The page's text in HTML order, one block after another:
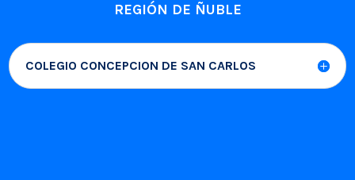
REGIÓN DE ÑUBLE
COLEGIO CONCEPCION DE SAN CARLOS